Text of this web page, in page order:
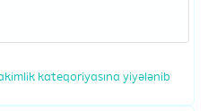
kateqoriyasına yiyələnib